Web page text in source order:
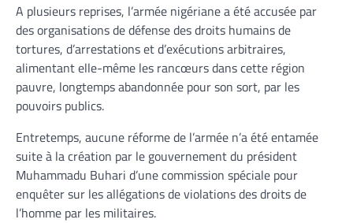
A plusieurs reprises, l’armée nigériane a été accusée par
des organisations de défense des droits humains de
tortures, d’arrestations et d’exécutions arbitraires,
alimentant elle-même les rancœurs dans cette région
pauvre, longtemps abandonnée pour son sort, par les
pouvoirs publics.
Entretemps, aucune réforme de l’armée n’a été entamée
suite à la création par le gouvernement du président
Muhammadu Buhari d’une commission spéciale pour
enquêter sur les allégations de violations des droits de
l’homme par les militaires.